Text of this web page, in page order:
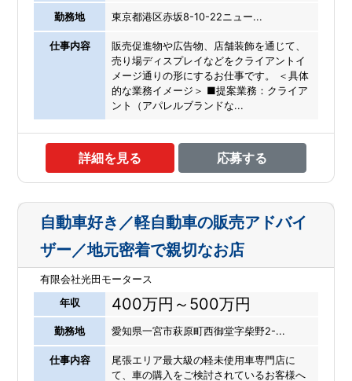
勤務地 東京都港区赤坂8-10-22ニュー...
仕事内容
販売促進物や広告物、店舗装飾を通じて、
売り場ディスプレイなどをクライアントイ
メージ通りの形にするお仕事です。 ＜具体
的な業務イメージ＞ ■提案業務：クライア
ント（アパレルブランドな...
詳細を見る 応募する
自動車好き／軽自動車の販売アドバイ
ザー／地元密着で親切なお店
有限会社光田モータース
年収
400万円～500万円
勤務地 愛知県一宮市萩原町西御堂字柴野2-...
仕事内容
尾張エリア最大級の軽未使用車専門店に
て、車の購入をご検討されているお客様へ